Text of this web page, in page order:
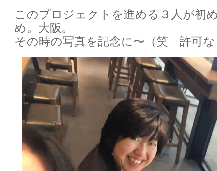
このプロジェクトを進める３人が初
め。大阪。
その時の写真を記念に〜（笑 許可